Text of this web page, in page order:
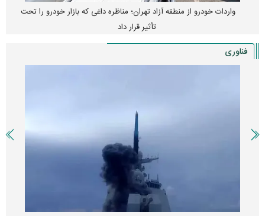
واردات خودرو از منطقه آزاد تهران؛ مناظره داغی که بازار خودرو را تحت
تأثیر قرار داد
فناوری